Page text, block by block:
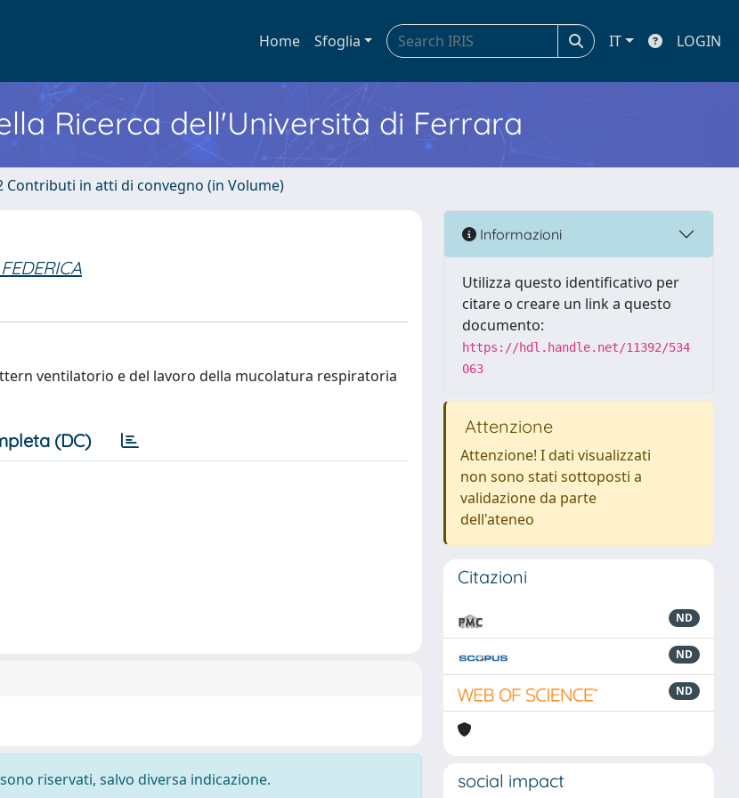
Home Sfoglia IT LOGIN
Ricerca dell'Università di Ferrara
Contributi in atti di convegno (in Volume)
ventilatorio e del lavoro della mucolatura respiratoria
(DC)
riservati, salvo diversa indicazione.
Informazioni
Utilizza questo identificativo per
citare o creare un link a questo
documento:
https://hdl.handle.net/11392/534
063
Attenzione
Attenzione! I dati visualizzati
non sono stati sottoposti a
validazione da parte
dell'ateneo
Citazioni
ND
ND
ND
social impact